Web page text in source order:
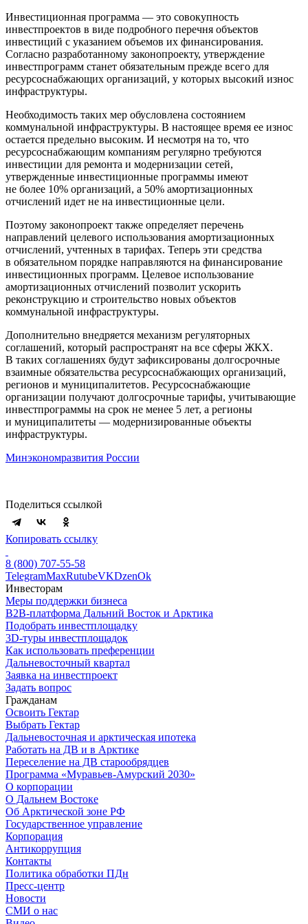
Инвестиционная программа — это совокупность
инвестпроектов в виде подробного перечня объектов
инвестиций с указанием объемов их финансирования.
Согласно разработанному законопроекту, утверждение
инвестпрограмм станет обязательным прежде всего для
ресурсоснабжающих организаций, у которых высокий износ
инфраструктуры.
Необходимость таких мер обусловлена состоянием
коммунальной инфраструктуры. В настоящее время ее износ
остается предельно высоким. И несмотря на то, что
ресурсоснабжающим компаниям регулярно требуются
инвестиции для ремонта и модернизации сетей,
утвержденные инвестиционные программы имеют
не более 10% организаций, а 50% амортизационных
отчислений идет не на инвестиционные цели.
Поэтому законопроект также определяет перечень
направлений целевого использования амортизационных
отчислений, учтенных в тарифах. Теперь эти средства
в обязательном порядке направляются на финансирование
инвестиционных программ. Целевое использование
амортизационных отчислений позволит ускорить
реконструкцию и строительство новых объектов
коммунальной инфраструктуры.
Дополнительно внедряется механизм регуляторных
соглашений, который распространят на все сферы ЖКХ.
В таких соглашениях будут зафиксированы долгосрочные
взаимные обязательства ресурсоснабжающих организаций,
регионов и муниципалитетов. Ресурсоснабжающие
организации получают долгосрочные тарифы, учитывающие
инвестпрограммы на срок не менее 5 лет, а регионы
и муниципалитеты — модернизированные объекты
инфраструктуры.
Минэкономразвития России
Поделиться ссылкой
Копировать ссылку
8 (800) 707-55-58
TelegramMaxRutubeVKDzenOk
Инвесторам
Меры поддержки бизнеса
B2B-платформа Дальний Восток и Арктика
Подобрать инвестплощадку
3D-туры инвестплощадок
Как использовать преференции
Дальневосточный квартал
Заявка на инвестпроект
Задать вопрос
Гражданам
Освоить Гектар
Выбрать Гектар
Дальневосточная и арктическая ипотека
Работать на ДВ и в Арктике
Переселение на ДВ старообрядцев
Программа «Муравьев-Амурский 2030»
О корпорации
О Дальнем Востоке
Об Арктической зоне РФ
Государственное управление
Корпорация
Антикоррупция
Контакты
Политика обработки ПДн
Пресс-центр
Новости
СМИ о нас